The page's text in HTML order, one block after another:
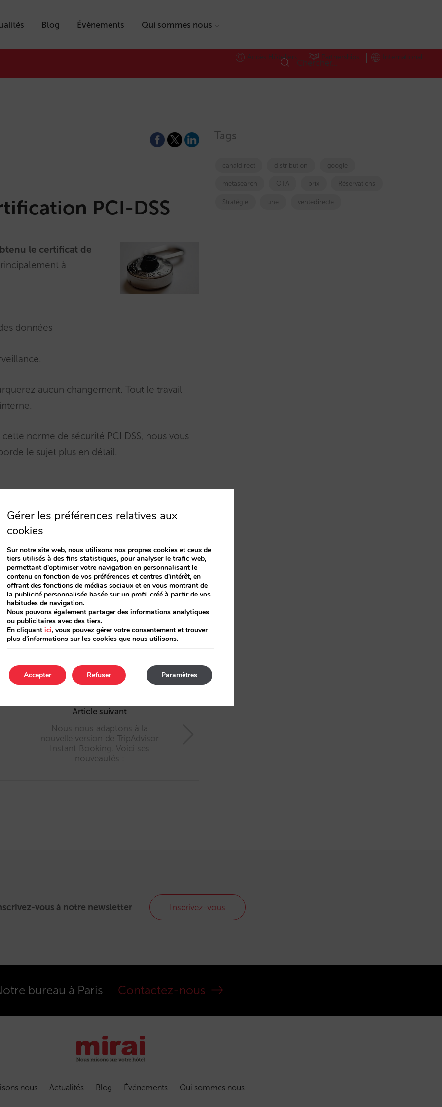
Blog Évènements Qui sommes nous
Accès Hôteliers Partnerships International
PCI-DSS
le certificat de
à
données
aucun changement. Tout le travail
norme de sécurité PCI DSS, nous vous
le sujet plus en détail.
complexes et demande à forte valeur,
un moteur de réservations
d’agents d’IA pour les hôtels
Article suivant
Nous nous adaptons à la
nouvelle version de TripAdvisor
Instant Booking. Voici ses
nouveautés :
Tags
canaldirect distribution google
metasearch OTA prix Réservations
Stratégie une ventedirecte
vous à notre newsletter Inscrivez-vous
bureau à Paris Contactez-nous
nous Actualités Blog Événements Qui sommes nous
Gérer les préférences relatives aux
cookies
Sur notre site web, nous utilisons nos propres cookies et ceux de
tiers utilisés à des fins statistiques, pour analyser le trafic web,
permettant d'optimiser votre navigation en personnalisant le
contenu en fonction de vos préférences et centres d'intérêt, en
offrant des fonctions de médias sociaux et en vous montrant de
la publicité personnalisée basée sur un profil créé à partir de vos
habitudes de navigation.
Nous pouvons également partager des informations analytiques
ou publicitaires avec des tiers.
En cliquant ici, vous pouvez gérer votre consentement et trouver
plus d'informations sur les cookies que nous utilisons.
Accepter Paramètres
Refuser